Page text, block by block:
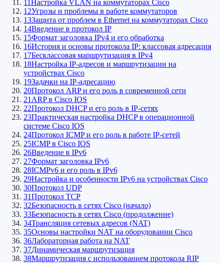
11Настройка VLAN на коммутаторах Cisco
12Угрозы и проблемы в работе коммутаторов
13Защита от проблем в Ethernet на коммутаторах Cisco
14Введение в протокол IP
15Формат заголовка IPv4 и его обработка
16История и основы протокола IP: классовая адресация
17Бесклассовая маршрутизация в IPv4
18Настройка IP-адресов и маршрутизации на
устройствах Cisco
19Задачки на IP-адресацию
20Протокол ARP и его роль в современной сети
21 ARP в Cisco IOS
22Протокол DHCP и его роль в IP-сетях
23Практическая настройка DHCP в операционной
системе Cisco IOS
24Протокол ICMP и его роль в работе IP-сетей
25ICMP в Cisco IOS
26Введение в IPv6
27Формат заголовка IPv6
28ICMPv6 и его роль в IPv6
29Настройка и особенности IPv6 на устройствах Cisco
30Протокол UDP
31Протокол TCP
32Безопасность в сетях Cisco (начало)
33Безопасность в сетях Cisco (продолжение)
34Трансляция сетевых адресов (NAT)
35Основы настройки NAT на оборудовании Cisco
36Лабораторная работа на NAT
37Динамическая маршрутизация
38Маршрутизация с использованием протокола RIP